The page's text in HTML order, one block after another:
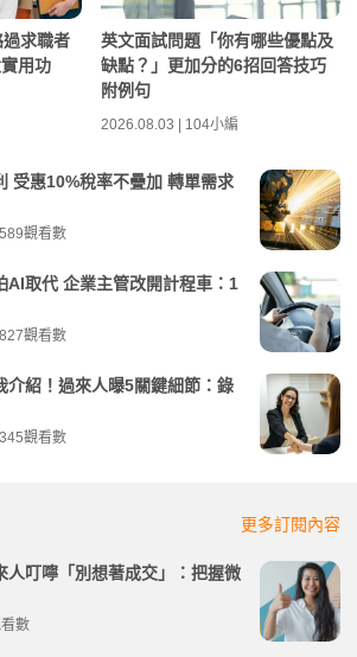
求職者
用功
英文面試問題「你有哪些優點及
缺點？」更加分的6招回答技巧
附例句
2026.08.03 | 104小編
受惠10%稅率不疊加 轉單需求
觀看數
AI取代 企業主管改開計程車：1
觀看數
介紹！過來人曝5關鍵細節：錄
觀看數
更多訂閱內容
人叮嚀「別想著成交」：把握微
數